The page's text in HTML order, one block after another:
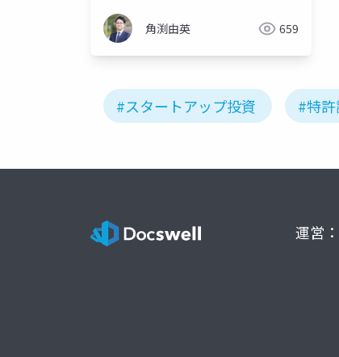
角渕由英 659
#スタートアップ投資 #特
運営